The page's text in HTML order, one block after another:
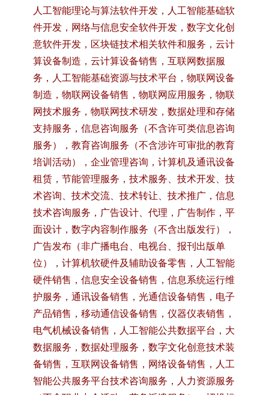
人工智能理论与算法软件开发，人工智能基础软
件开发，网络与信息安全软件开发，数字文化创
意软件开发，区块链技术相关软件和服务，云计
算设备制造，云计算设备销售，互联网数据服
务，人工智能基础资源与技术平台，物联网设备
制造，物联网设备销售，物联网应用服务，物联
网技术服务，物联网技术研发，数据处理和存储
支持服务，信息咨询服务（不含许可类信息咨询
服务），教育咨询服务（不含涉许可审批的教育
培训活动），企业管理咨询，计算机及通讯设备
租赁，节能管理服务，技术服务、技术开发、技
术咨询、技术交流、技术转让、技术推广，信息
技术咨询服务，广告设计、代理，广告制作，平
面设计，数字内容制作服务（不含出版发行），
广告发布（非广播电台、电视台、报刊出版单
位），计算机软硬件及辅助设备零售，人工智能
硬件销售，信息安全设备销售，信息系统运行维
护服务，通讯设备销售，光通信设备销售，电子
产品销售，移动通信设备销售，仪器仪表销售，
电气机械设备销售，人工智能公共数据平台，大
数据服务，数据处理服务，数字文化创意技术装
备销售，互联网设备销售，网络设备销售，人工
智能公共服务平台技术咨询服务，人力资源服务